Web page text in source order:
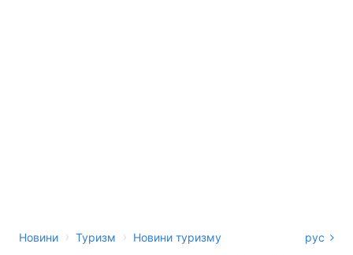
Новини › Туризм › Новини туризму рус